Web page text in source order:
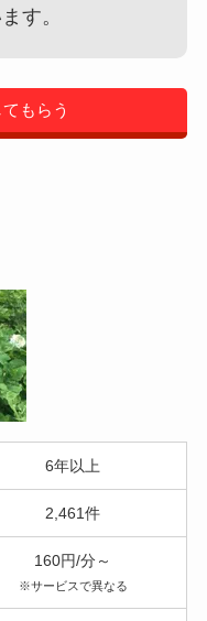
す。
もらう
6年以上
2,461件
160円/分～
※サービスで異なる